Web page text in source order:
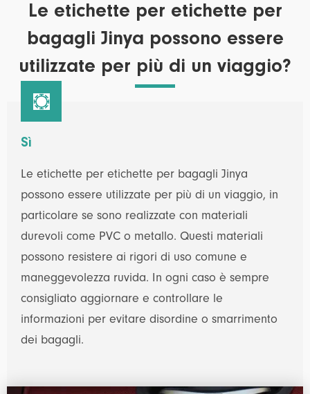
Le etichette per etichette per
bagagli Jinya possono essere
utilizzate per più di un viaggio?

Sì
Le etichette per etichette per bagagli Jinya
possono essere utilizzate per più di un viaggio, in
particolare se sono realizzate con materiali
durevoli come PVC o metallo. Questi materiali
possono resistere ai rigori di uso comune e
maneggevolezza ruvida. In ogni caso è sempre
consigliato aggiornare e controllare le
informazioni per evitare disordine o smarrimento
dei bagagli.